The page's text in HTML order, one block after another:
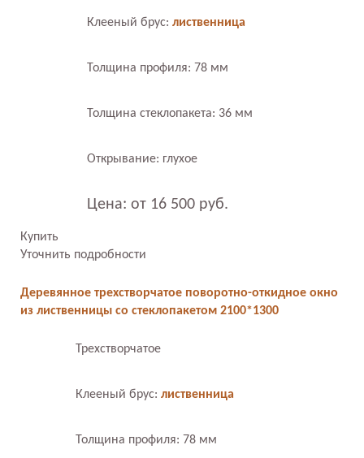
Клееный брус: лиственница
Толщина профиля: 78 мм
Толщина стеклопакета: 36 мм
Открывание: глухое
Цена: от 16 500 руб.
Купить
Уточнить подробности
Деревянное трехстворчатое поворотно-откидное окно
из лиственницы со стеклопакетом 2100*1300
Трехстворчатое
Клееный брус: лиственница
Толщина профиля: 78 мм